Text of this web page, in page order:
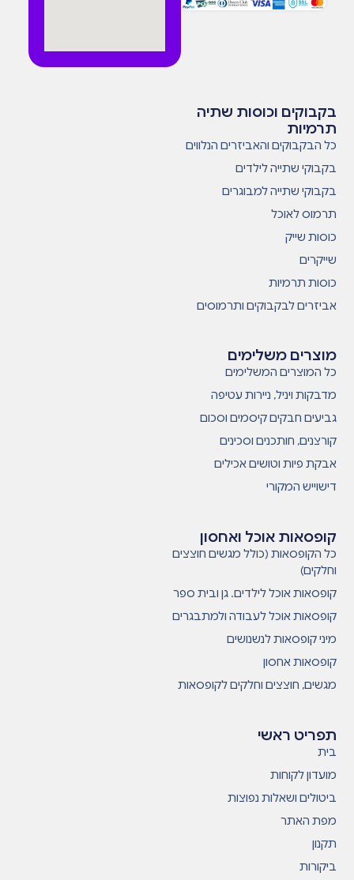
תפריט ראשי
בית
מועדון לקוחות
ביטולים ושאלות נפוצות
מפת האתר
תקנון
ביקורות
קופסאות אוכל ואחסון
כל הקופסאות (כולל מגשים חוצצים
וחלקים)
קופסאות אוכל לילדים. גן ובית ספר
קופסאות אוכל לעבודה ולמתבגרים
מיני קופסאות לנשנושים
קופסאות אחסון
מגשים, חוצצים וחלקים לקופסאות
מוצרים משלימים
כל המוצרים המשלימים
מדבקות ויניל, ניירות עטיפה
גביעים חבקים קיסמים וסכום
קורצנים, חותכנים וסכינים
אבקת פיות וטושים אכילים
דישוייש המקורי
בקבוקים וכוסות שתיה
תרמיות
כל הבקבוקים והאביזרים הנלווים
בקבוקי שתייה לילדים
בקבוקי שתייה למבוגרים
תרמוס לאוכל
כוסות שייק
שייקרים
כוסות תרמיות
אביזרים לבקבוקים ותרמוסים